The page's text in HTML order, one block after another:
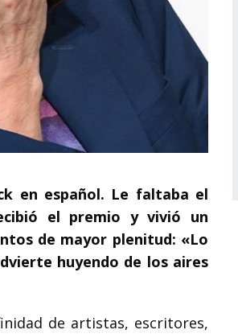
en español. Le faltaba el
el premio y vivió un
de mayor plenitud: «Lo
huyendo de los aires
de artistas, escritores,